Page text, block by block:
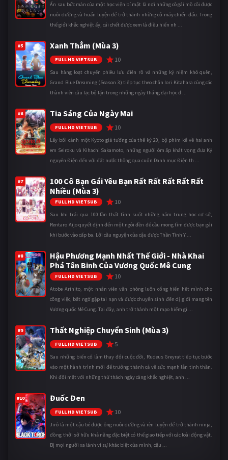
Ẩn sau bức màn của một học viện bí mật là nơi những cô gái mồ côi được
nuôi dưỡng và huấn luyện để trở thành những cỗ máy chiến đấu. Trong
thế giới khắc nghiệt ấy, cái chết được xem là điều hiển nh ...
#5 Xanh Thẳm (Mùa 3)
FULL HD VIETSUB 10
Sau hàng loạt chuyến phiêu lưu điên rồ và những kỷ niệm khó quên,
Grand Blue Dreaming (Season 3) tiếp tục theo chân Iori Kitahara cùng các
thành viên câu lạc bộ lặn trong những ngày tháng đại học đ ...
#6 Tia Sáng Của Ngày Mai
FULL HD VIETSUB 10
Lấy bối cảnh một Kyoto giả tưởng của thế kỷ 20, bộ phim kể về hai anh
em Seiroku và Kihachi Sakamoto, những người ôm ấp khát vọng đưa Kỷ
nguyên Điện đến với đất nước thông qua cuốn Danh mục Điện th ...
#7
100 Cô Bạn Gái Yêu Bạn Rất Rất Rất Rất Rất
Nhiều (Mùa 3)
FULL HD VIETSUB 10
Sau khi trải qua 100 lần thất tình suốt những năm trung học cơ sở,
Rentaro Aijo quyết định đến một ngôi đền để cầu mong tìm được bạn gái
khi bước vào cấp ba. Lời cầu nguyện của cậu được Thần Tình Y ...
#8
Hậu Phương Mạnh Nhất Thế Giới - Nhà Khai
Phá Tân Binh Của Vương Quốc Mê Cung
FULL HD VIETSUB 10
Atobe Arihito, một nhân viên văn phòng luôn cống hiến hết mình cho
công việc, bất ngờ gặp tai nạn và được chuyển sinh đến dị giới mang tên
Vương quốc Mê Cung. Tại đây, anh trở thành một mạo hiểm gi ...
#9 Thất Nghiệp Chuyển Sinh (Mùa 3)
FULL HD VIETSUB 5
Sau những biến cố làm thay đổi cuộc đời, Rudeus Greyrat tiếp tục bước
vào một hành trình mới để trưởng thành cả về sức mạnh lẫn tinh thần.
Khi đối mặt với những thử thách ngày càng khắc nghiệt, anh ...
#10 Đuốc Đen
FULL HD VIETSUB 10
Jirô là một cậu bé được ông nuôi dưỡng và rèn luyện để trở thành ninja,
đồng thời sở hữu khả năng đặc biệt có thể giao tiếp với các loài động vật.
Bị mọi người xa lánh vì sự khác biệt của mình, cậu ...